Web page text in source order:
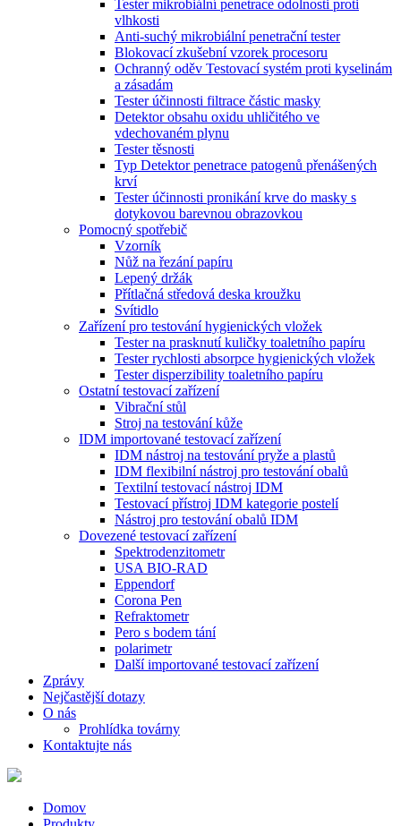
Tester mikrobiální penetrace odolnosti proti
vlhkosti
Anti-suchý mikrobiální penetrační tester
Blokovací zkušební vzorek procesoru
Ochranný oděv Testovací systém proti kyselinám
a zásadám
Tester účinnosti filtrace částic masky
Detektor obsahu oxidu uhličitého ve
vdechovaném plynu
Tester těsnosti
Typ Detektor penetrace patogenů přenášených
krví
Tester účinnosti pronikání krve do masky s
dotykovou barevnou obrazovkou
Pomocný spotřebič
Vzorník
Nůž na řezání papíru
Lepený držák
Přítlačná středová deska kroužku
Svítidlo
Zařízení pro testování hygienických vložek
Tester na prasknutí kuličky toaletního papíru
Tester rychlosti absorpce hygienických vložek
Tester disperzibility toaletního papíru
Ostatní testovací zařízení
Vibrační stůl
Stroj na testování kůže
IDM importované testovací zařízení
IDM nástroj na testování pryže a plastů
IDM flexibilní nástroj pro testování obalů
Textilní testovací nástroj IDM
Testovací přístroj IDM kategorie postelí
Nástroj pro testování obalů IDM
Dovezené testovací zařízení
Spektrodenzitometr
USA BIO-RAD
Eppendorf
Corona Pen
Refraktometr
Pero s bodem tání
polarimetr
Další importované testovací zařízení
Zprávy
Nejčastější dotazy
O nás
Prohlídka továrny
Kontaktujte nás
Domov